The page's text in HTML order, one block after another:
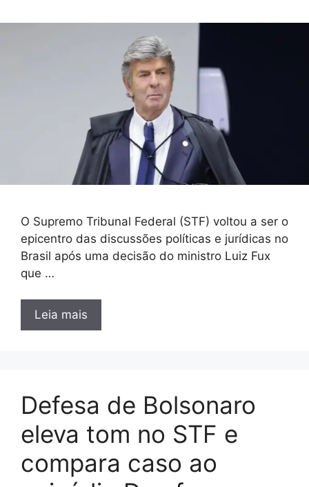
O Supremo Tribunal Federal (STF) voltou a ser o
epicentro das discussões políticas e jurídicas no
Brasil após uma decisão do ministro Luiz Fux
que …
Leia mais
Defesa de Bolsonaro
eleva tom no STF e
compara caso ao